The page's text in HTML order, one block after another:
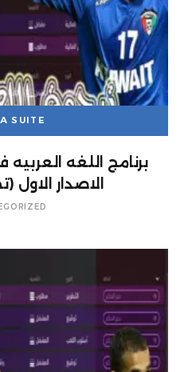
SUITE
الاصدار